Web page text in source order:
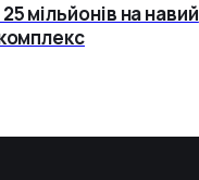
мільйонів на навий